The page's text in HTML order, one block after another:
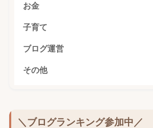
お金
子育て
ブログ運営
その他
＼ブログランキング参加中／